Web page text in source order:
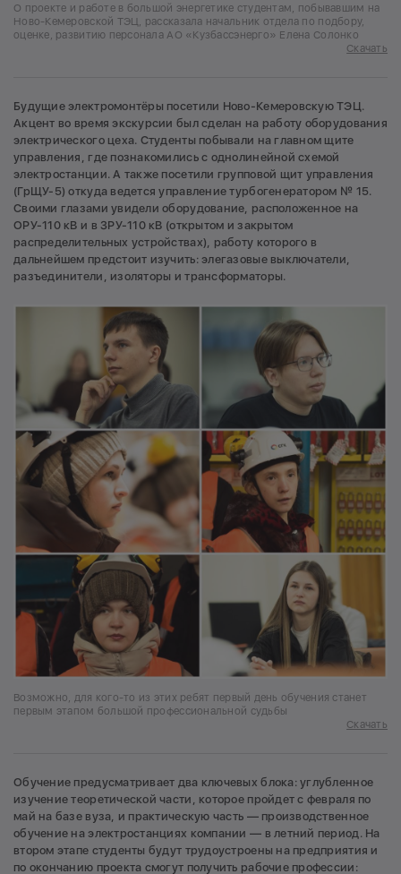
О проекте и работе в большой энергетике студентам, побывавшим на
Ново-Кемеровской ТЭЦ, рассказала начальник отдела по подбору,
оценке, развитию персонала АО «Кузбассэнерго» Елена Солонко
Скачать
Будущие электромонтёры посетили Ново-Кемеровскую ТЭЦ.
Акцент во время экскурсии был сделан на работу оборудования
электрического цеха. Студенты побывали на главном щите
управления, где познакомились с однолинейной схемой
электростанции. А также посетили групповой щит управления
(ГрЩУ-5) откуда ведется управление турбогенератором № 15.
Своими глазами увидели оборудование, расположенное на
ОРУ-110 кВ и в ЗРУ-110 кВ (открытом и закрытом
распределительных устройствах), работу которого в
дальнейшем предстоит изучить: элегазовые выключатели,
разъединители, изоляторы и трансформаторы.
Возможно, для кого-то из этих ребят первый день обучения станет
первым этапом большой профессиональной судьбы
Скачать
Обучение предусматривает два ключевых блока: углубленное
изучение теоретической части, которое пройдет с февраля по
май на базе вуза, и практическую часть — производственное
обучение на электростанциях компании — в летний период. На
втором этапе студенты будут трудоустроены на предприятия и
по окончанию проекта смогут получить рабочие профессии: